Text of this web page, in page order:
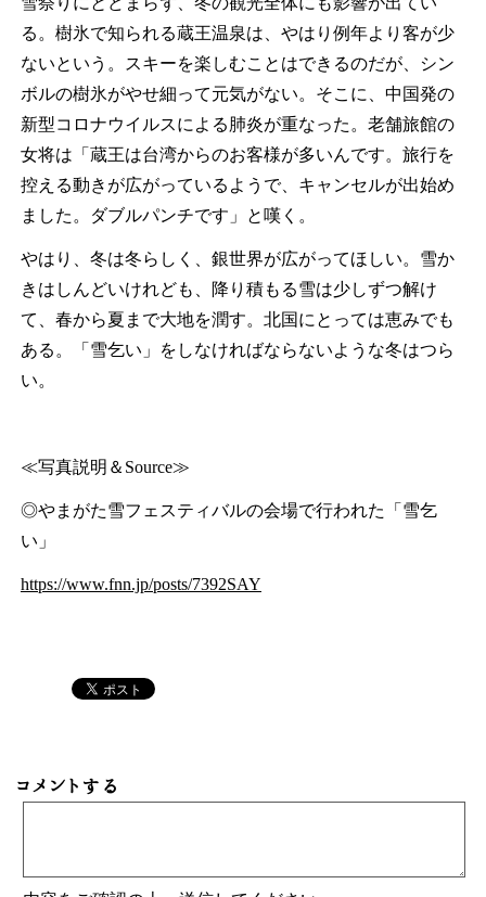
る。樹氷で知られる蔵王温泉は、やはり例年より客が少
ないという。スキーを楽しむことはできるのだが、シン
ボルの樹氷がやせ細って元気がない。そこに、中国発の
新型コロナウイルスによる肺炎が重なった。老舗旅館の
女将は「蔵王は台湾からのお客様が多いんです。旅行を
控える動きが広がっているようで、キャンセルが出始め
ました。ダブルパンチです」と嘆く。
やはり、冬は冬らしく、銀世界が広がってほしい。雪か
きはしんどいけれども、降り積もる雪は少しずつ解け
て、春から夏まで大地を潤す。北国にとっては恵みでも
ある。「雪乞い」をしなければならないような冬はつら
い。
≪写真説明＆Source≫
◎やまがた雪フェスティバルの会場で行われた「雪乞
い」
https://www.fnn.jp/posts/7392SAY
コメントする